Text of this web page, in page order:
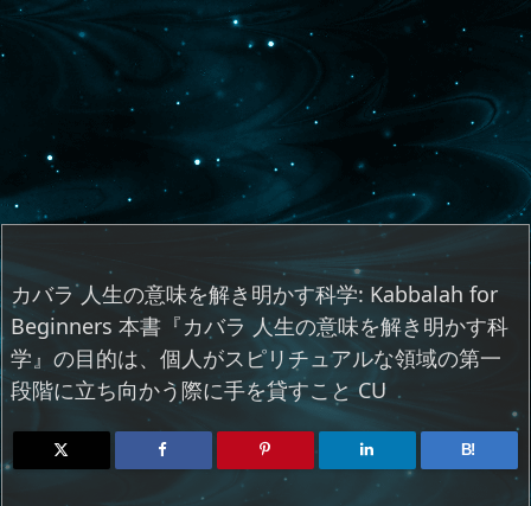
カバラ 人生の意味を解き明かす科学: Kabbalah for
Beginners 本書『カバラ 人生の意味を解き明かす科
学』の目的は、個人がスピリチュアルな領域の第一
段階に立ち向かう際に手を貸すこと CU
B!